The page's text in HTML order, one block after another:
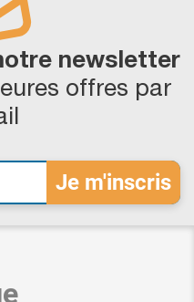
newsletter
offres par